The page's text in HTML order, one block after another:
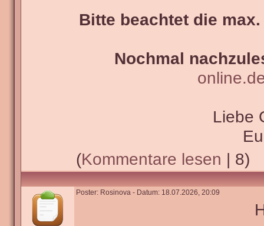
Bitte beachtet die
Nochmal
Liebe
(Kommentare lesen | 8)
Poster: Rosinova - Datum: 18.07.2026, 20:09